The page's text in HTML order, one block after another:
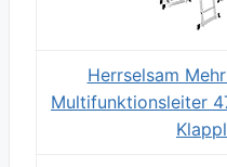
Herrselsam
Multifunktionsleiter